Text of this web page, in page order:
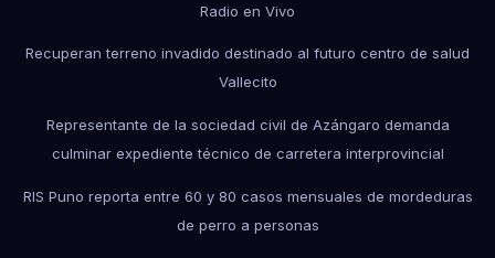
Radio en Vivo
Recuperan terreno invadido destinado al futuro centro de salud
Vallecito
Representante de la sociedad civil de Azángaro demanda
culminar expediente técnico de carretera interprovincial
RIS Puno reporta entre 60 y 80 casos mensuales de mordeduras
de perro a personas